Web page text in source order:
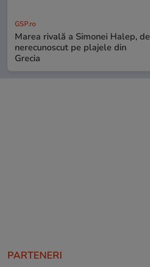
GSP.ro
Marea rivală a Simonei Halep, de
nerecunoscut pe plajele din
Grecia
PARTENERI